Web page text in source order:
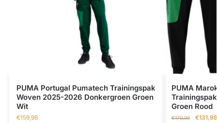
PUMA Portugal Pumatech Trainingspak
Woven 2025-2026 Donkergroen Groen
Wit
€159,98
PUMA
Groen Rood
€170,00 €131,98